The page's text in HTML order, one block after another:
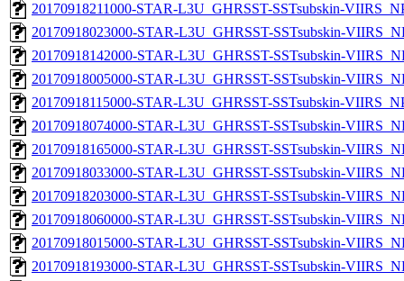
20170918211000-STAR-L3U_GHRSST-SSTsubskin-
20170918023000-STAR-L3U_GHRSST-SSTsubskin-
20170918142000-STAR-L3U_GHRSST-SSTsubskin-
20170918005000-STAR-L3U_GHRSST-SSTsubskin-
20170918115000-STAR-L3U_GHRSST-SSTsubskin-
20170918074000-STAR-L3U_GHRSST-SSTsubskin-
20170918165000-STAR-L3U_GHRSST-SSTsubskin-
20170918033000-STAR-L3U_GHRSST-SSTsubskin-
20170918203000-STAR-L3U_GHRSST-SSTsubskin-
20170918060000-STAR-L3U_GHRSST-SSTsubskin-
20170918015000-STAR-L3U_GHRSST-SSTsubskin-
20170918193000-STAR-L3U_GHRSST-SSTsubskin-